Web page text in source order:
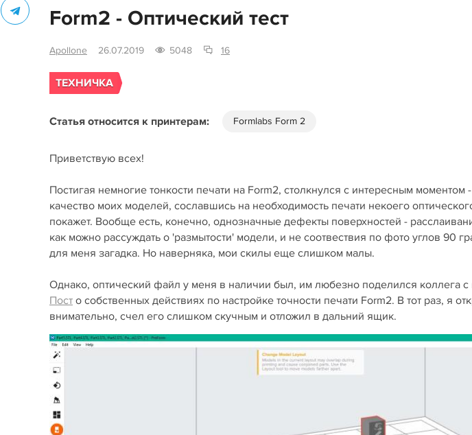
Form2 - Оптический тест
Apollone 26.07.2019 5048 16
ТЕХНИЧКА
Статья относится к принтерам: Formlabs Form 2
Приветствую всех!
Постигая немногие тонкости печати на Form2, столкнулся с интересным
качество моих моделей, сославшись на необходимость печати некоего
покажет. Вообще есть, конечно, однозначные дефекты поверхностей -
как можно рассуждать о 'размытости' модели, и не соотвествия по фото углов 90
для меня загадка. Но наверняка, мои скилы еще слишком малы.
Однако, оптический файл у меня в наличии был, им любезно поделился коллега с
Пост о собственных действиях по настройке точности печати Form2. В тот раз, я
внимательно, счел его слишком скучным и отложил в дальний ящик.